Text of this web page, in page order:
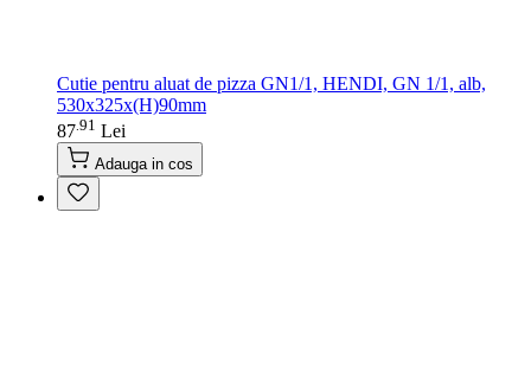
Cutie pentru aluat de pizza GN1/1, HENDI, GN 1/1, alb,
530x325x(H)90mm
87 91 Lei
Adauga in cos